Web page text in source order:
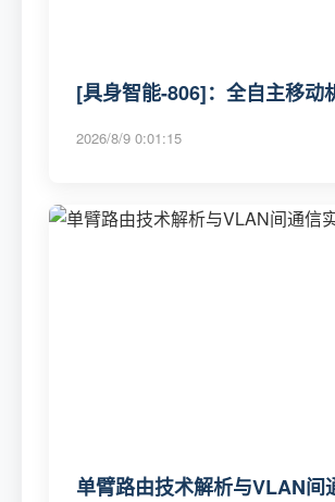
[具身智能-806]：全自主移动
2026/8/9 0:01:15
单臂路由技术解析与VLAN间